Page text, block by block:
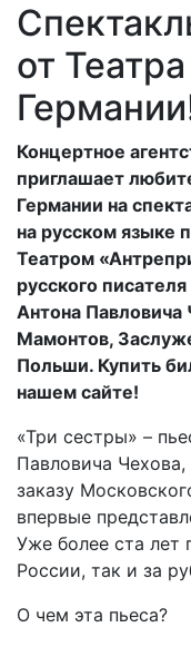
от
Концертное
приглашает
Германии на
на русском языке
Театром
русского
Антона
Мамонтов,
Польши. Купить
нашем сайте!
«Три сестры» –
Павловича Чехова,
заказу
впервые
Уже более ста лет
России, так и за
О чем эта пьеса?